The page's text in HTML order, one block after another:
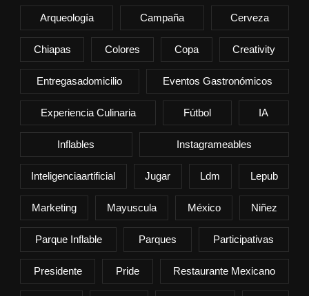
Arqueología Campaña Cerveza
Chiapas Colores Copa Creativity
Entregasadomicilio Eventos Gastronómicos
Experiencia Culinaria Fútbol IA
Inflables Instagrameables
Inteligenciaartificial Jugar Ldm Lepub
Marketing Mayuscula México Niñez
Parque Inflable Parques Participativas
Presidente Pride Restaurante Mexicano